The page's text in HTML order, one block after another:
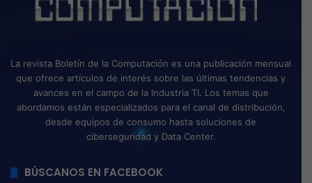
La revista Boletín de la Computación es una publicación mensual
que ofrece artículos de interés sobre las últimas tendencias y
avances en el campo de la Industria TI. Los temas que
abordamos están especializados para el canal de distribución,
desde equipos de consumo hasta soluciones de
ciberseguridad y Data Center.
BÚSCANOS EN FACEBOOK